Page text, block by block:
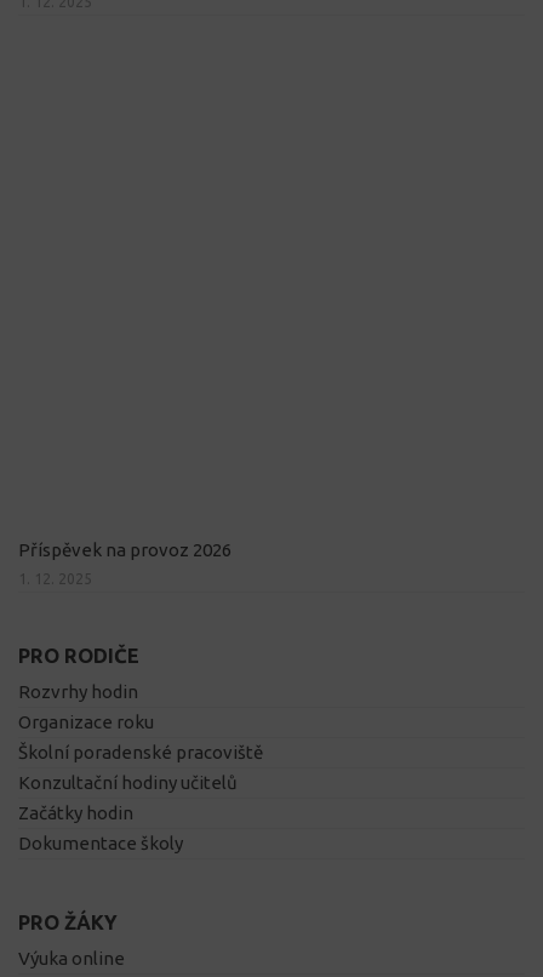
Příspěvek na provoz 2026
1. 12. 2025
PRO RODIČE
Rozvrhy hodin
Organizace roku
Školní poradenské pracoviště
Konzultační hodiny učitelů
Začátky hodin
Dokumentace školy
PRO ŽÁKY
Výuka online